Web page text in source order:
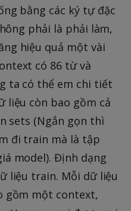
bằng các ký tự đặc
phải là phải làm,
hiệu quả một vài
có 86 từ và
ta có thể em chi tiết
liệu còn bao gồm cả
sets (Ngắn gọn thì
đi train mà là tập
model). Định dạng
liệu train. Mỗi dữ liệu
gồm một context,